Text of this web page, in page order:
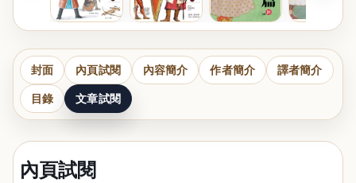
封面 內頁試閱 內容簡介 作者簡介 譯者簡介
目錄 文章試閱
內頁試閱